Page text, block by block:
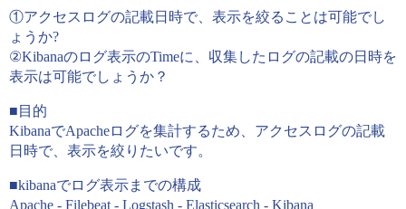
①アクセスログの記載日時で、表示を絞ることは可能でし
ょうか?
②Kibanaのログ表示のTimeに、収集したログの記載の日時を
表示は可能でしょうか？
■目的
KibanaでApacheログを集計するため、アクセスログの記載
日時で、表示を絞りたいです。
■kibanaでログ表示までの構成
Apache - Filebeat - Logstash - Elasticsearch - Kibana